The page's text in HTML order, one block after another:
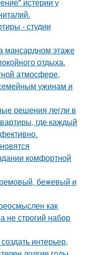
- студии
мансардном этаже
отдыха.
атмосфере,
ужинам и
решения легли в
где каждый
комфортной
бежевый и
как
не строгий набор
интерьер,